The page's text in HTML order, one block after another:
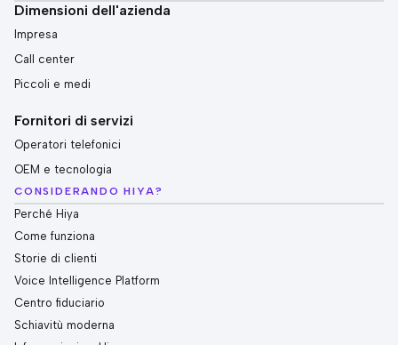
Dimensioni dell'azienda
Impresa
Call center
Piccoli e medi
Fornitori di servizi
Operatori telefonici
OEM e tecnologia
CONSIDERANDO HIYA?
Perché Hiya
Come funziona
Storie di clienti
Voice Intelligence Platform
Centro fiduciario
Schiavitù moderna